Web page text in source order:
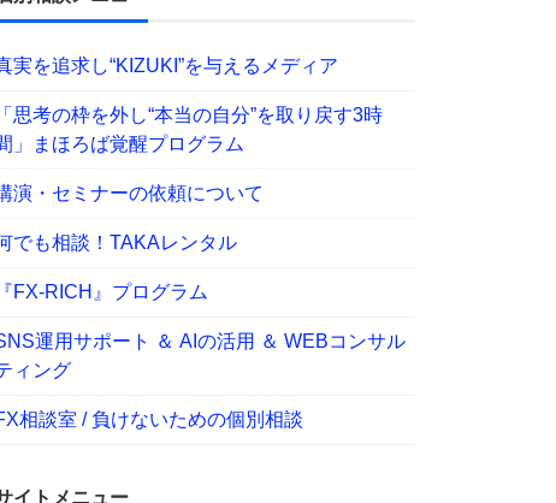
実を追求し“KIZUKI”を与えるメディア
「思考の枠を外し“本当の自分”を取り戻す3時
」まほろば覚醒プログラム
演・セミナーの依頼について
でも相談！TAKAレンタル
『FX-RICH』プログラム
運用サポート ＆ AIの活用 ＆ WEBコンサル
ィング
相談室 / 負けないための個別相談
イトメニュー